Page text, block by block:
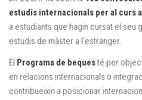
estudis internacionals per al curs
a estudiants que hagin cursat el seu
estudis de màster a l’estranger.
El Programa de bequesté per
en relacions internacionals o
contribueixin a posicionar